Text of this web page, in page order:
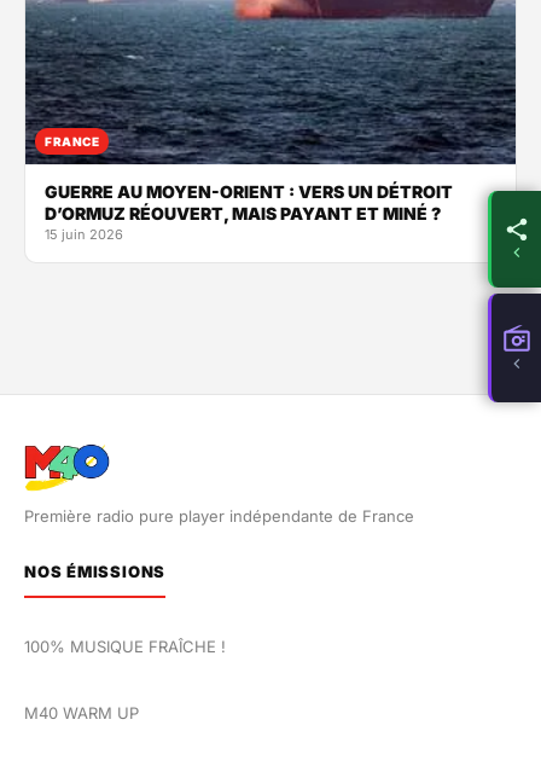
FRANCE
GUERRE AU MOYEN-ORIENT : VERS UN DÉTROIT
D’ORMUZ RÉOUVERT, MAIS PAYANT ET MINÉ ?
15 juin 2026
Première radio pure player indépendante de France
NOS ÉMISSIONS
100% MUSIQUE FRAÎCHE !
M40 WARM UP